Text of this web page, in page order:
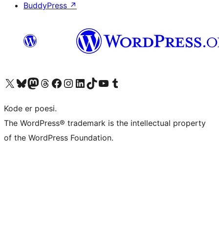
BuddyPress ↗
Besøk vår konto på X Visit our Bluesky account
Besøk vår Mastodon-konto
Visit our Threads account
Besøk vår Facebook-sideBesøk vår Instagram-konto
Besøk vår LinkedIn-konto
Visit our TikTok account
Visit our YouTube channel
Visit our Tumblr account
Kode er poesi.
The WordPress® trademark is the intellectual property
of the WordPress Foundation.